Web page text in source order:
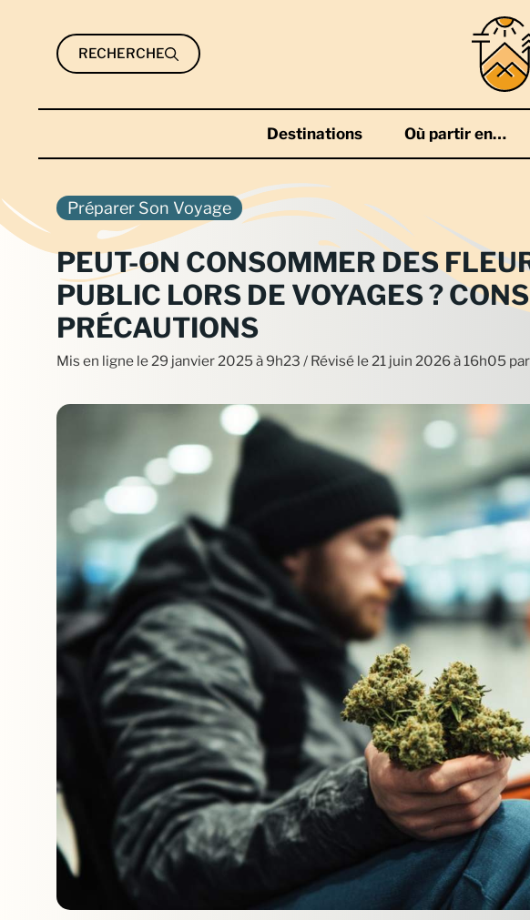
contenu
RECHERCHE
Destinations Où partir en…
Préparer Son Voyage
PEUT-ON CONSOMMER DES
PUBLIC LORS DE VOYAGES ?
PRÉCAUTIONS
Mis en ligne le 29 janvier 2025 à 9h23 / Révisé le 21 juin 2026 à 16h05 par